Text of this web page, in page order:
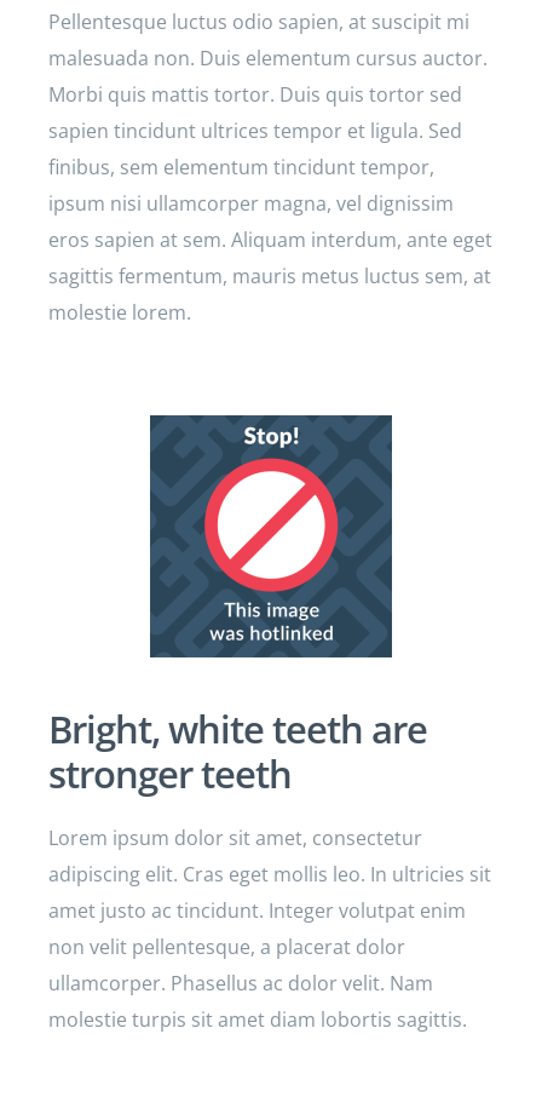
Pellentesque luctus odio sapien, at suscipit mi
malesuada non. Duis elementum cursus auctor.
Morbi quis mattis tortor. Duis quis tortor sed
sapien tincidunt ultrices tempor et ligula. Sed
finibus, sem elementum tincidunt tempor,
ipsum nisi ullamcorper magna, vel dignissim
eros sapien at sem. Aliquam interdum, ante eget
sagittis fermentum, mauris metus luctus sem, at
molestie lorem.
Bright, white teeth are
stronger teeth
Lorem ipsum dolor sit amet, consectetur
adipiscing elit. Cras eget mollis leo. In ultricies sit
amet justo ac tincidunt. Integer volutpat enim
non velit pellentesque, a placerat dolor
ullamcorper. Phasellus ac dolor velit. Nam
molestie turpis sit amet diam lobortis sagittis.